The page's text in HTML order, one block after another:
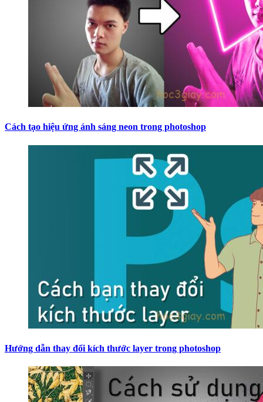
Cách tạo hiệu ứng ánh sáng neon trong photoshop
Hướng dẫn thay đổi kích thước layer trong photoshop